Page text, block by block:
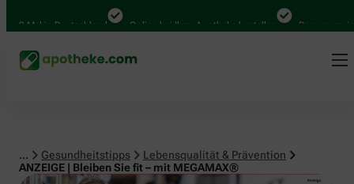
in Deutschland Online bei Ihrer Apotheke bestellen Bequem
... Gesundheitstipps
Lebensqualität & Prävention
ANZEIGE | Bleiben Sie fit – mit MEGAMAX®
Lebensqualität & Prävention